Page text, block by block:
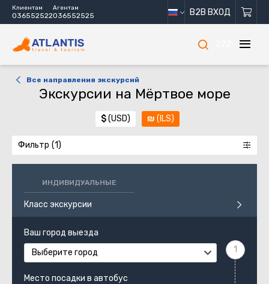
Клиентам
036552522
Агентам
036552525 B2B ВХОД
Все направления экскурсий
Экскурсии на Мёртвое море
$(USD) ₪ (ILS)
Фильтр
ИНДИВИДУАЛЬНЫЕ
Класс экскурсии
Ваш город выезда
Выберите город
Место посадки в автобус